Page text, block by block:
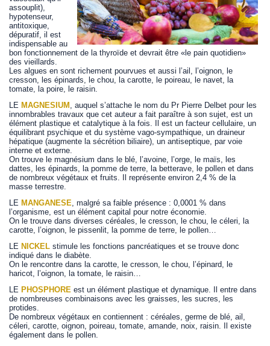
assouplit),
hypotenseur,
antitoxique,
dépuratif, il est
indispensable au
bon fonctionnement de la thyroïde et devrait être «le pain quotidien»
des vieillards.
Les algues en sont richement pourvues et aussi l’ail, l’oignon, le
cresson, les épinards, le chou, la carotte, le poireau, le navet, la
tomate, la poire, le raisin.
LE MAGNESIUM , auquel s’attache le nom du Pr Pierre Delbet pour les
innombrables travaux que cet auteur a fait paraître à son sujet, est un
élément plastique et catalytique à la fois. Il est un facteur cellulaire, un
équilibrant psychique et du système vago-sympathique, un draineur
hépatique (augmente la sécrétion biliaire), un antiseptique, par voie
interne et externe.
On trouve le magnésium dans le blé, l’avoine, l’orge, le maïs, les
dattes, les épinards, la pomme de terre, la betterave, le pollen et dans
de nombreux végétaux et fruits. Il représente environ 2,4 % de la
masse terrestre.
LE MANGANESE, malgré sa faible présence : 0,0001 % dans
l’organisme, est un élément capital pour notre économie.
On le trouve dans diverses céréales, le cresson, le chou, le céleri, la
carotte, l’oignon, le pissenlit, la pomme de terre, le pollen…
LE NICKEL stimule les fonctions pancréatiques et se trouve donc
indiqué dans le diabète.
On le rencontre dans la carotte, le cresson, le chou, l’épinard, le
haricot, l’oignon, la tomate, le raisin…
LE PHOSPHORE est un élément plastique et dynamique. Il entre dans
de nombreuses combinaisons avec les graisses, les sucres, les
protides.
De nombreux végétaux en contiennent : céréales, germe de blé, ail,
céleri, carotte, oignon, poireau, tomate, amande, noix, raisin. Il existe
également dans le pollen.